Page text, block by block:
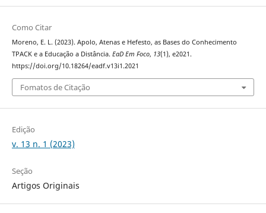
Como Citar
Moreno, E. L. (2023). Apolo, Atenas e Hefesto, as Bases do Conhecimento
TPACK e a Educação a Distância. EaD Em Foco, 13(1), e2021.
https://doi.org/10.18264/eadf.v13i1.2021
Fomatos de Citação
Edição
v. 13 n. 1 (2023)
Seção
Artigos Originais